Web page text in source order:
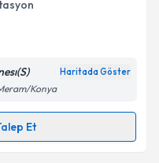
ile bilgilendireceğiz.
ilişkin
verilerimin belirtilen
Haritada Göster
Konya
Et